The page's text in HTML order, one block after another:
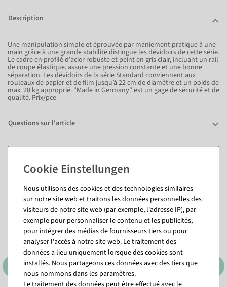
Description
Une manipulation simple et éprouvée par maniement pratique à une
main grâce à une grande stabilité distingue les dévidoirs de cette série.
Le cadre en profilé d'acier robuste et peint en gris clair, incluant un rail
de coupe élastique, assure une pression constante et une bonne
séparation. Les dévidoirs de la série Standard conviennent aux
rouleaux de papier et de film jusqu’à 22 cm de diamètre et un poids de
max. 20 kg approprié. "Made in Germany" est un gage de sécurité et de
qualité. Prix/pce
Questions sur l'article
Vous pourriez aussi aimer (8)
Nous utilisons des cookies et des technologies similaires
sur notre site web et traitons les données personnelles des
visiteurs de notre site web (par exemple, l'adresse IP), par
exemple pour personnaliser le contenu et les publicités,
pour intégrer des médias de fournisseurs tiers ou pour
analyser l'accès à notre site web. Le traitement des
données a lieu uniquement lorsque des cookies sont
installés. Nous partageons ces données avec des tiers que
nous nommons dans les paramètres.
Le traitement des données peut être effectué avec le